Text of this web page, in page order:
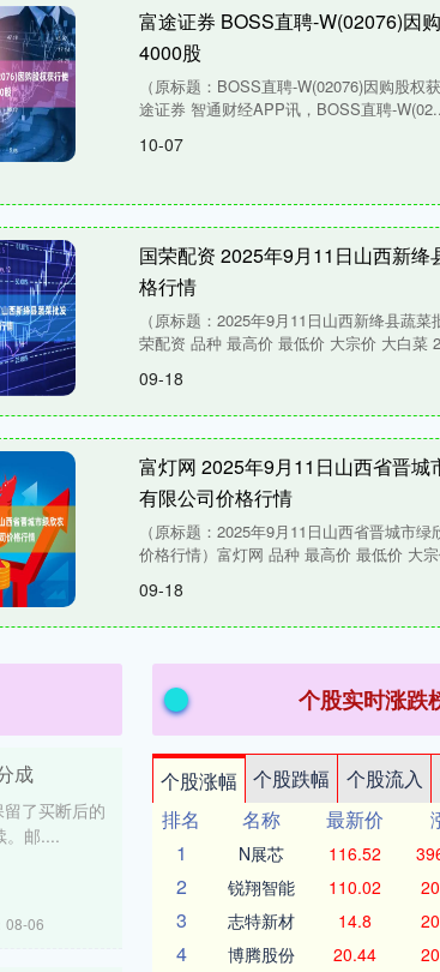
富途证券 BOSS直聘-W(02076)因
4000股
（原标题：BOSS直聘-W(02076)因购股权
途证券 智通财经APP讯，BOSS直聘-
10-07
国荣配资 2025年9月11日山西新绛
格行情
（原标题：2025年9月11日山西新绛县蔬
荣配资 品种 最高价 最低价 大宗价 大白菜
09-18
富灯网 2025年9月11日山西省晋城
有限公司价格行情
（原标题：2025年9月11日山西省晋城市
价格行情）富灯网 品种 最高价 最低价 大
09-18
成
了买断后的
。邮....
08-06
个股实时涨跌
个股涨幅 个股跌幅 个股流入
排名
名称 最新价
1
N展芯 116.52
2 锐翔智能 110.02
3 志特新材 14.8
4 博腾股份 20.44